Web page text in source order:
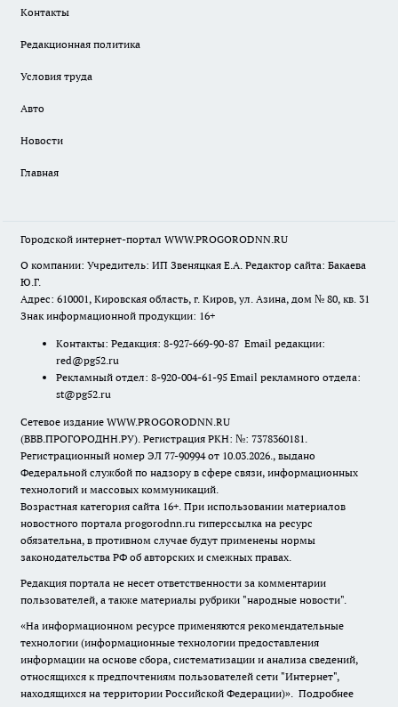
Контакты
Редакционная политика
Условия труда
Авто
Новости
Главная
Городской интернет-портал WWW.PROGORODNN.RU
О компании: Учредитель: ИП Звеняцкая Е.А. Редактор сайта: Бакаева
Ю.Г.
Адрес: 610001, Кировская область, г. Киров, ул. Азина, дом № 80, кв. 31
Знак информационной продукции: 16+
Контакты: Редакция: 8-927-669-90-87 Email редакции:
red@pg52.ru
Рекламный отдел: 8-920-004-61-95 Email рекламного отдела:
st@pg52.ru
Сетевое издание WWW.PROGORODNN.RU
(ВВВ.ПРОГОРОДНН.РУ). Регистрация РКН: №: 7378360181.
Регистрационный номер ЭЛ 77-90994 от 10.03.2026., выдано
Федеральной службой по надзору в сфере связи, информационных
технологий и массовых коммуникаций.
Возрастная категория сайта 16+. При использовании материалов
новостного портала progorodnn.ru гиперссылка на ресурс
обязательна, в противном случае будут применены нормы
законодательства РФ об авторских и смежных правах.
Редакция портала не несет ответственности за комментарии
пользователей, а также материалы рубрики "народные новости".
«На информационном ресурсе применяются рекомендательные
технологии (информационные технологии предоставления
информации на основе сбора, систематизации и анализа сведений,
относящихся к предпочтениям пользователей сети "Интернет",
находящихся на территории Российской Федерации)». Подробнее